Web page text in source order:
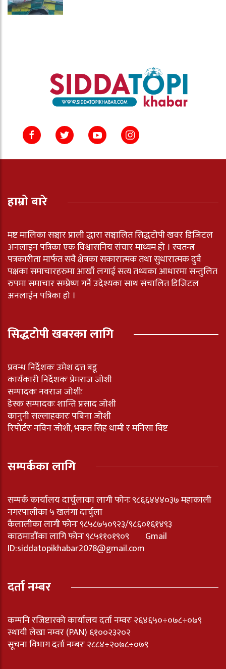
हाम्रो बारे
मष्ट मालिका सञ्चार प्राली द्धारा सञ्चालित सिद्धटोपी खवर डिजिटल
अनलाइन पत्रिका एक विश्वासनिय संचार माध्यम हो । स्वतन्त्र
पत्रकारीता मार्फत सवै क्षेत्रका सकारात्मक तथा सुधारात्मक दुवै
पक्षका समाचारहरुमा आखाँ लगाई सत्य तथ्यका आधारमा सन्तुलित
रुपमा समाचार सम्प्रेष्ण गर्ने उदेश्यका साथ संचालित डिजिटल
अनलाईन पत्रिका हो ।
सिद्धटोपी खबरका लागि
प्रवन्ध निर्देशकः उमेश दत्त बडू
कार्यकारी निर्देशकः प्रेमराज जोशी
सम्पादकः नवराज जोशीः
डेस्क सम्पादकः शान्ति प्रसाद जोशी
कानुनी सल्लाहकारः पबिना जोशी
रिपोर्टरः नविन जोशी, भकत सिह धामी र मनिसा विष्ट
सम्पर्कका लागि
सम्पर्क कार्यालय दार्चुलाका लागी फोनः ९८६६४४४०३७ महाकाली
नगरपालीका ५ खलंगा दार्चुला
कैलालीका लागी फोनः ९८५८७५०९२३/९८६०१६१४९३
काठमाडौंका लागि फोनः ९८५११०१९०९ Gmail
ID:siddatopikhabar2078@gmail.com
दर्ता नम्बर
कम्पनि रजिष्टारको कार्यालय दर्ता नम्वरः २६४६५०÷०७८÷०७९
स्थायी लेखा नम्वर (PAN) ६१००२३२०२
सूचना विभाग दर्ता नम्बरः २८८४÷२०७८÷०७९